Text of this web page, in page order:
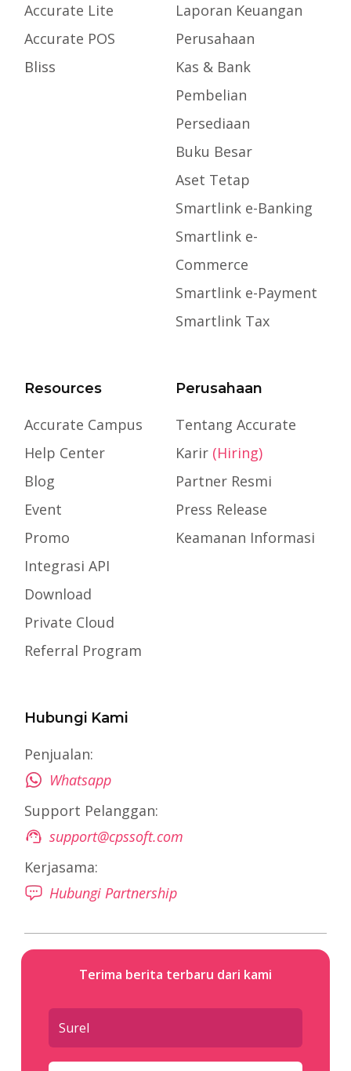
Accurate Lite
Accurate POS
Bliss
Laporan Keuangan
Perusahaan
Kas & Bank
Pembelian
Persediaan
Buku Besar
Aset Tetap
Smartlink e-Banking
Smartlink e-
Commerce
Smartlink e-Payment
Smartlink Tax
Resources
Accurate Campus
Help Center
Blog
Event
Promo
Integrasi API
Download
Private Cloud
Referral Program
Perusahaan
Tentang Accurate
Karir (Hiring)
Partner Resmi
Press Release
Keamanan Informasi
Hubungi Kami
Penjualan:
Whatsapp
Support Pelanggan:
support@cpssoft.com
Kerjasama:
Hubungi Partnership
Terima berita terbaru dari kami